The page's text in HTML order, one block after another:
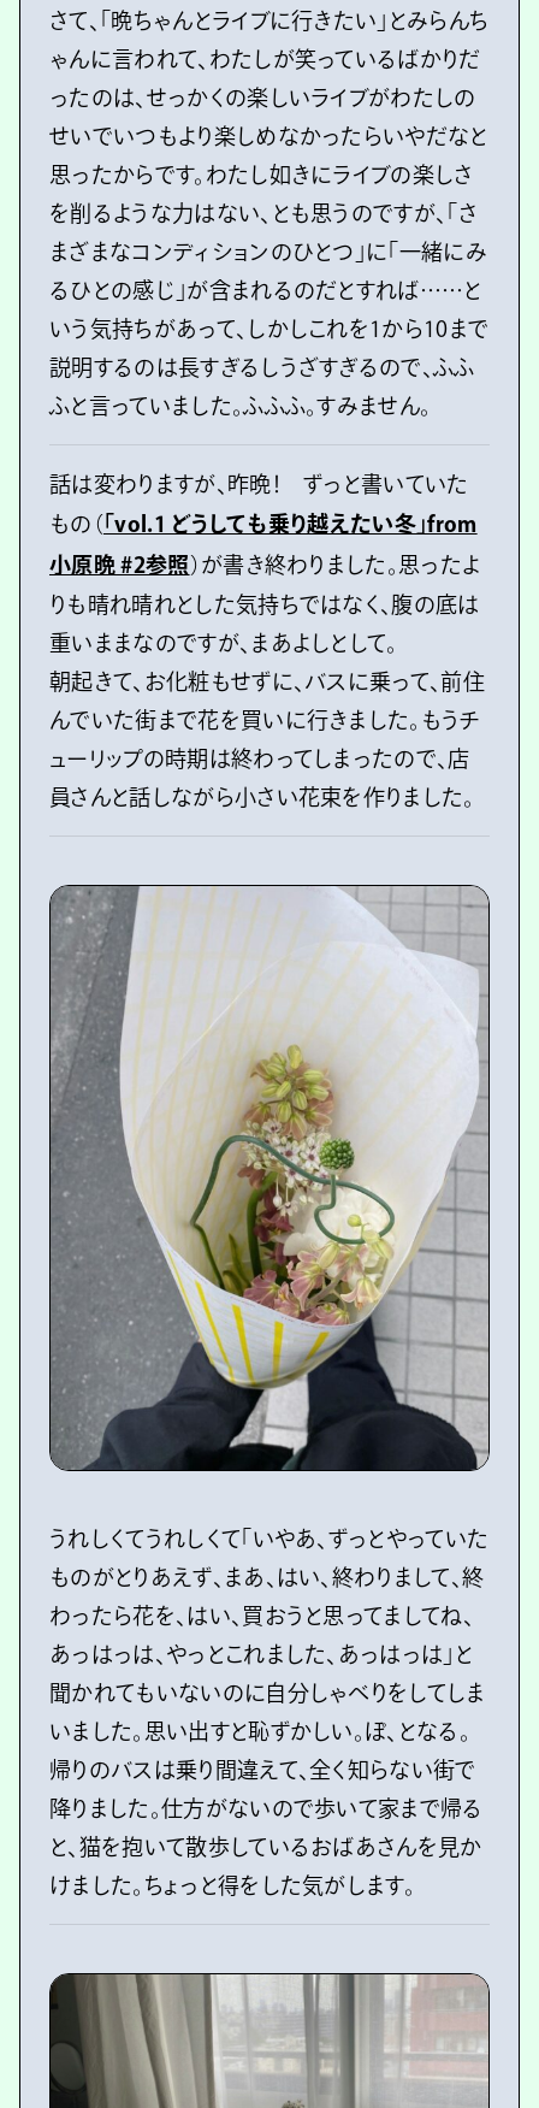
さて、「晩ちゃんとライブに行きたい」とみらんち
ゃんに言われて、わたしが笑っているばかりだ
ったのは、せっかくの楽しいライブがわたしの
せいでいつもより楽しめなかったらいやだなと
思ったからです。わたし如きにライブの楽しさ
を削るような力はない、とも思うのですが、「さ
まざまなコンディションのひとつ」に「一緒にみ
るひとの感じ」が含まれるのだとすれば……と
いう気持ちがあって、しかしこれを1から10まで
説明するのは長すぎるしうざすぎるので、ふふ
ふと言っていました。ふふふ。すみません。
話は変わりますが、昨晩！ ずっと書いていた
もの（「vol.1 どうしても乗り越えたい冬」from
小原晩 #2参照）が書き終わりました。思ったよ
りも晴れ晴れとした気持ちではなく、腹の底は
重いままなのですが、まあよしとして。
朝起きて、お化粧もせずに、バスに乗って、前住
んでいた街まで花を買いに行きました。もうチ
ューリップの時期は終わってしまったので、店
員さんと話しながら小さい花束を作りました。
うれしくてうれしくて「いやあ、ずっとやっていた
ものがとりあえず、まあ、はい、終わりまして、終
わったら花を、はい、買おうと思ってましてね、
あっはっは、やっとこれました、あっはっは」と
聞かれてもいないのに自分しゃべりをしてしま
いました。思い出すと恥ずかしい。ぽ、となる。
帰りのバスは乗り間違えて、全く知らない街で
降りました。仕方がないので歩いて家まで帰る
と、猫を抱いて散歩しているおばあさんを見か
けました。ちょっと得をした気がします。